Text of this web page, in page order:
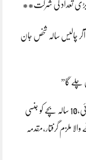
بڑی تعداد کی شرکت**
آکر چالیس سالہ شخص جان
چلے گا”
جہلم پولیس کی کارروائی،10 سالہ بچے کو جنسی
والا ملزم گرفتار،مقدمہ